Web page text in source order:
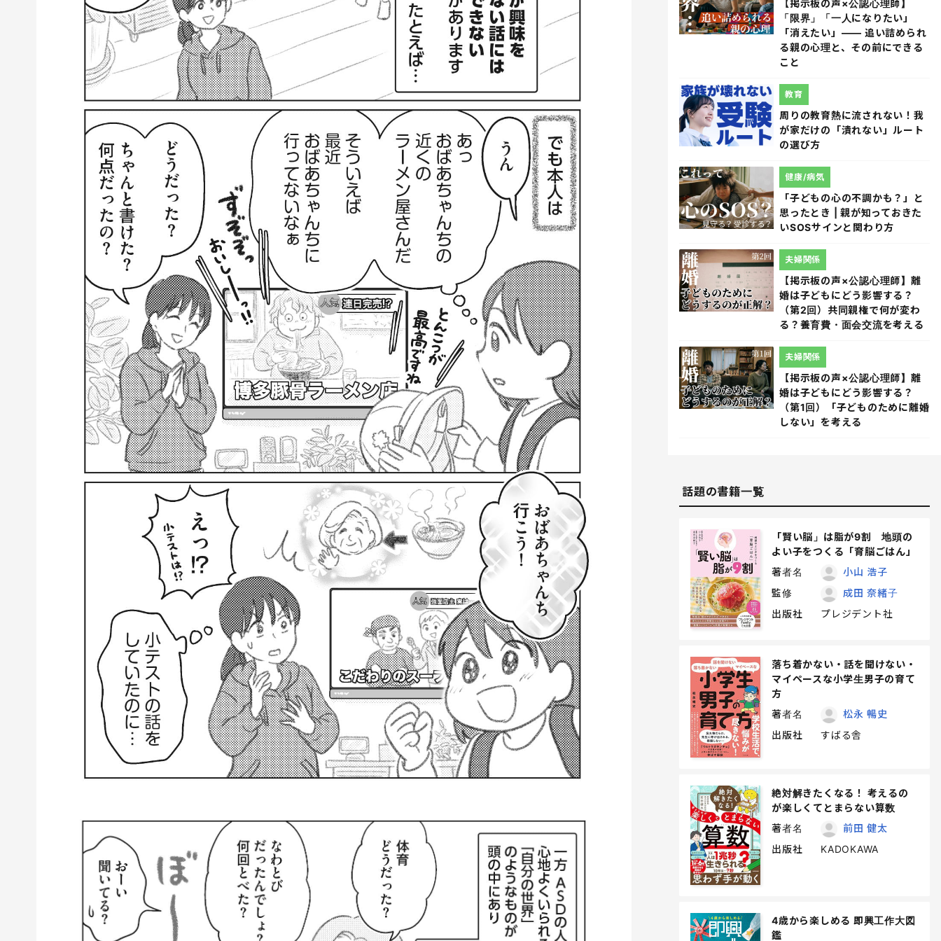
【掲示板の声×公認心理師】
「限界」「一人になりたい」
「消えたい」―― 追い詰められ
る親の心理と、その前にできる
こと
周りの教育熱に流されない！我
が家だけの「潰れない」ルート
の選び方
教育
「子どもの心の不調かも？」と
思ったとき | 親が知っておきた
いSOSサインと関わり方
健康/病気
【掲示板の声×公認心理師】離
婚は子どもにどう影響する？
（第2回）共同親権で何が変わ
る？養育費・面会交流を考える
夫婦関係
【掲示板の声×公認心理師】離
婚は子どもにどう影響する？
（第1回）「子どものために離婚
しない」を考える
夫婦関係
話題の書籍一覧
「賢い脳」は脂が9割 地頭の
よい子をつくる「育脳ごはん」
著者名
小山 浩子
監修
成田 奈緒子
出版社
プレジデント社
落ち着かない・話を聞けない・
マイペースな小学生男子の育て
方
著者名
松永 暢史
出版社
すばる舎
絶対解きたくなる！ 考えるの
が楽しくてとまらない算数
著者名
前田 健太
出版社
KADOKAWA
4歳から楽しめる 即興工作大図
鑑